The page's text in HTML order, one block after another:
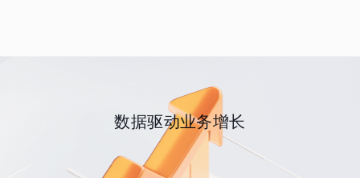
数据驱动业务增长